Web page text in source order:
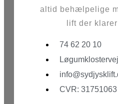
altid behælpelige
lift der
74 62 20 10
CVR: 31751063